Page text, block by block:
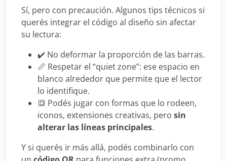
Sí, pero con precaución. Algunos tips técnicos si
querés integrar el código al diseño sin afectar
su lectura:
✔️ No deformar la proporción de las barras.
📏 Respetar el “quiet zone”: ese espacio en
blanco alrededor que permite que el lector
lo identifique.
🔳 Podés jugar con formas que lo rodeen,
iconos, extensiones creativas, pero sin
alterar las líneas principales.
Y si querés ir más allá, podés combinarlo con